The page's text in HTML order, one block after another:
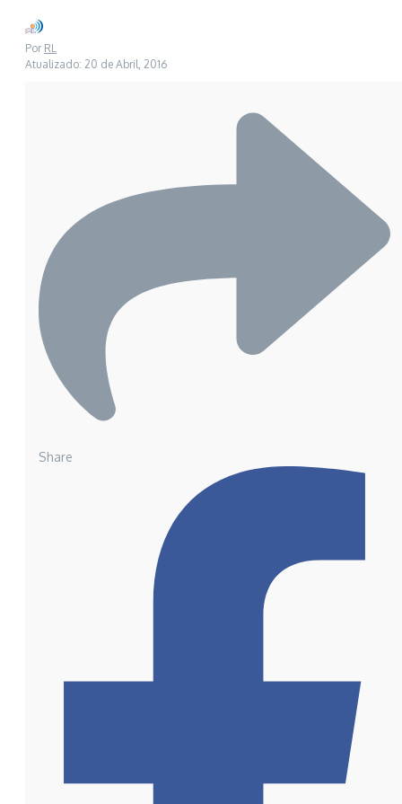
Por RL
Atualizado: 20 de Abril, 2016
Share